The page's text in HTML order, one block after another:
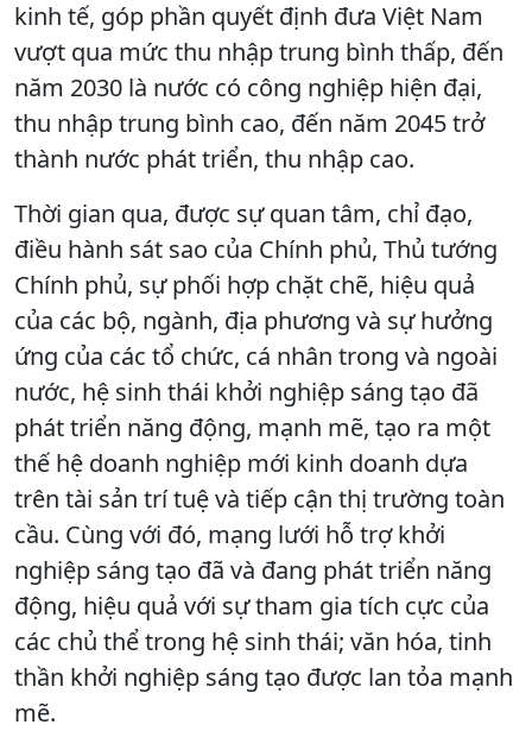
kinh tế, góp phần quyết định đưa Việt Nam
vượt qua mức thu nhập trung bình thấp, đến
năm 2030 là nước có công nghiệp hiện đại,
thu nhập trung bình cao, đến năm 2045 trở
thành nước phát triển, thu nhập cao.
Thời gian qua, được sự quan tâm, chỉ đạo,
điều hành sát sao của Chính phủ, Thủ tướng
Chính phủ, sự phối hợp chặt chẽ, hiệu quả
của các bộ, ngành, địa phương và sự hưởng
ứng của các tổ chức, cá nhân trong và ngoài
nước, hệ sinh thái khởi nghiệp sáng tạo đã
phát triển năng động, mạnh mẽ, tạo ra một
thế hệ doanh nghiệp mới kinh doanh dựa
trên tài sản trí tuệ và tiếp cận thị trường toàn
cầu. Cùng với đó, mạng lưới hỗ trợ khởi
nghiệp sáng tạo đã và đang phát triển năng
động, hiệu quả với sự tham gia tích cực của
các chủ thể trong hệ sinh thái; văn hóa, tinh
thần khởi nghiệp sáng tạo được lan tỏa mạnh
mẽ.